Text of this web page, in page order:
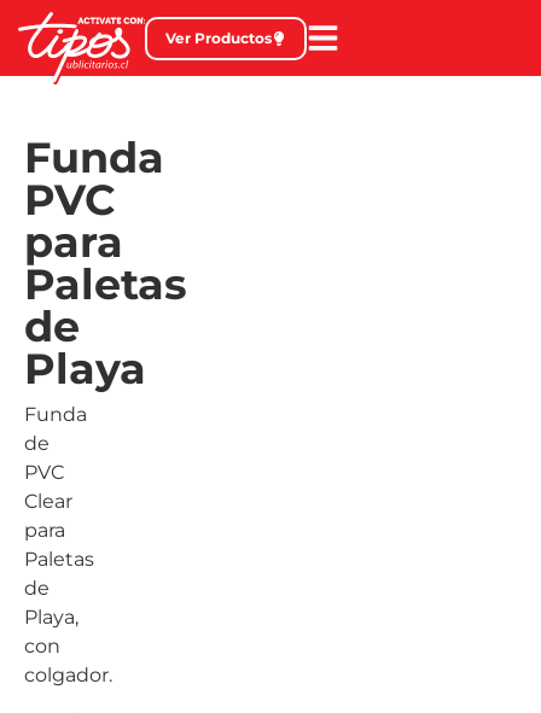
Ver Productos
Funda
PVC
para
Paletas
de
Playa
Funda
de
PVC
Clear
para
Paletas
de
Playa,
con
colgador.